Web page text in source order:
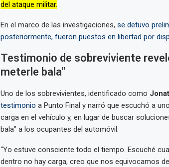
del ataque militar.
En el marco de las investigaciones, se detuvo
posteriormente, fueron puestos en libertad por
Testimonio de sobreviviente
meterle bala"
Uno de los sobrevivientes, identificado como
testimonio a Punto Final y narró que escuchó a
carga en el vehículo y, en lugar de buscar
bala” a los ocupantes del automóvil.
“Yo estuve consciente todo el tiempo. Escuché
dentro no hay carga, creo que nos equivocamos